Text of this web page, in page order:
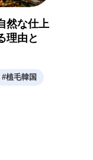
然な仕上
理由と
#植毛韓国